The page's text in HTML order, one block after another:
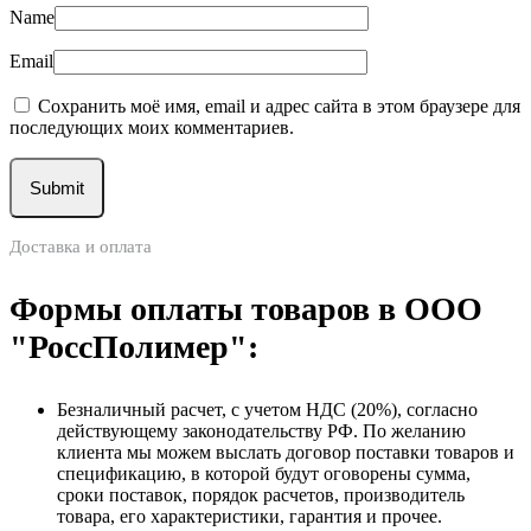
Name
Email
Сохранить моё имя, email и адрес сайта в этом браузере для
последующих моих комментариев.
Доставка и оплата
Формы оплаты товаров в ООО
"РоссПолимер":
Безналичный расчет, с учетом НДС (20%), согласно
действующему законодательству РФ. По желанию
клиента мы можем выслать договор поставки товаров и
спецификацию, в которой будут оговорены сумма,
сроки поставок, порядок расчетов, производитель
товара, его характеристики, гарантия и прочее.